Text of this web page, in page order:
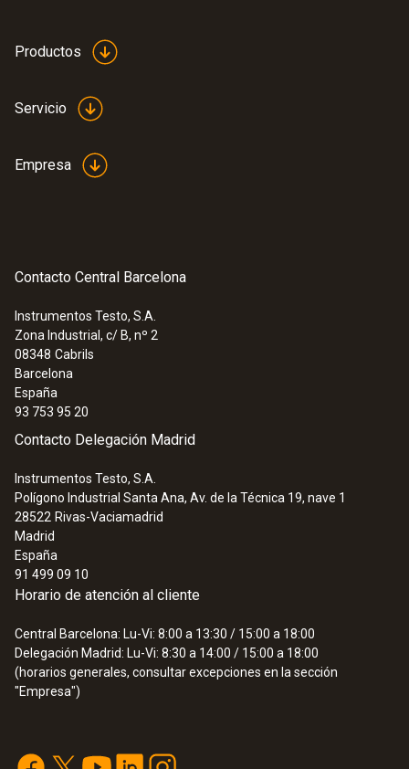
Productos
Servicio
Empresa
Contacto Central Barcelona
Instrumentos Testo, S.A.
Zona Industrial, c/ B, nº 2
08348 Cabrils
Barcelona
España
93 753 95 20
Contacto Delegación Madrid
Instrumentos Testo, S.A.
Polígono Industrial Santa Ana, Av. de la Técnica 19, nave 1
28522 Rivas-Vaciamadrid
Madrid
España
91 499 09 10
Horario de atención al cliente
Central Barcelona: Lu-Vi: 8:00 a 13:30 / 15:00 a 18:00
Delegación Madrid: Lu-Vi: 8:30 a 14:00 / 15:00 a 18:00
(horarios generales, consultar excepciones en la sección
"Empresa")